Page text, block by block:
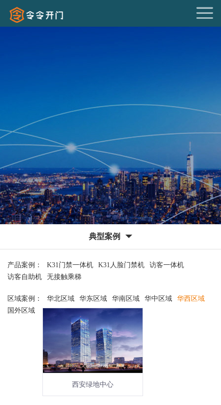
典型案例
产品案例： K31门禁一体机 K31人脸门禁机
访客一体机
访客自助机
无接触乘梯
区域案例： 华北区域 华东区域 华南区域 华中区域
华西区域
国外区域
西安绿地中心